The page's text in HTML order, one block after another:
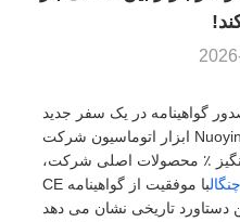
گواهینامه در یک سفر جدید
آغاز می شود! اخیرا، شانسی Nuoying ابزار اتوماسیون شرکت
انگیز ٪ محصولات اصلی شرکت،
با موفقیت از گواهینامه CE
دستاورد تاریخی نشان می دهد